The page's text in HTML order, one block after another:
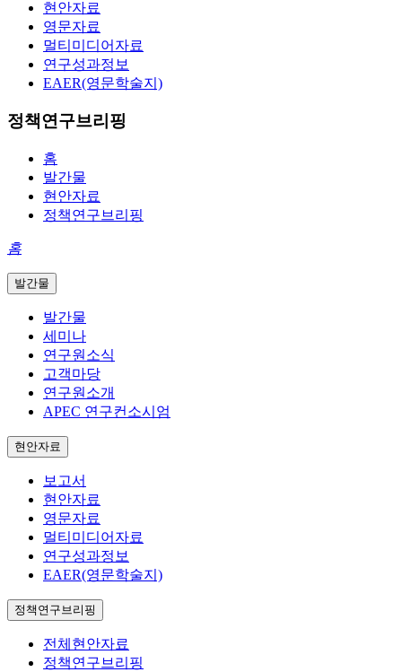
현안자료
영문자료
멀티미디어자료
연구성과정보
EAER(영문학술지)
정책연구브리핑
홈
발간물
현안자료
정책연구브리핑
홈
발간물
발간물
세미나
연구원소식
고객마당
연구원소개
APEC 연구컨소시엄
현안자료
보고서
현안자료
영문자료
멀티미디어자료
연구성과정보
EAER(영문학술지)
정책연구브리핑
전체현안자료
정책연구브리핑